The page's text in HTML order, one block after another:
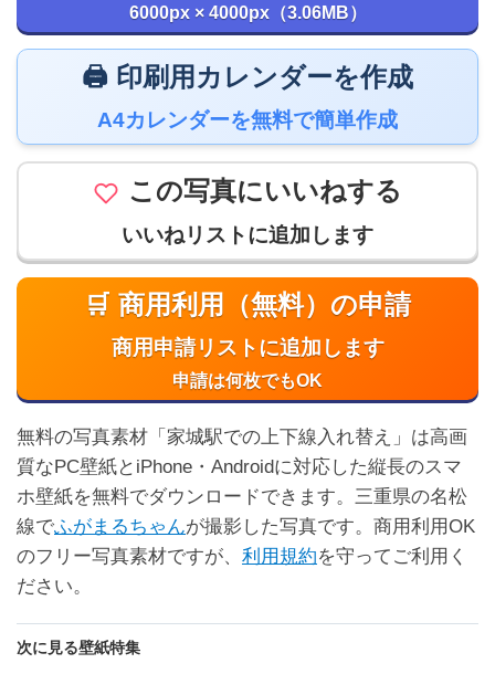
6000px × 4000px（3.06MB）
🖨️ 印刷用カレンダーを作成
A4カレンダーを無料で簡単作成
この写真にいいねする
いいねリストに追加します
🛒 商用利用（無料）の申請
商用申請リストに追加します
申請は何枚でもOK
無料の写真素材「家城駅での上下線入れ替え」は高画
質なPC壁紙とiPhone・Androidに対応した縦長のスマ
ホ壁紙を無料でダウンロードできます。三重県の名松
線でふがまるちゃんが撮影した写真です。商用利用OK
のフリー写真素材ですが、 利用規約を守ってご利用く
ださい。
次に見る壁紙特集